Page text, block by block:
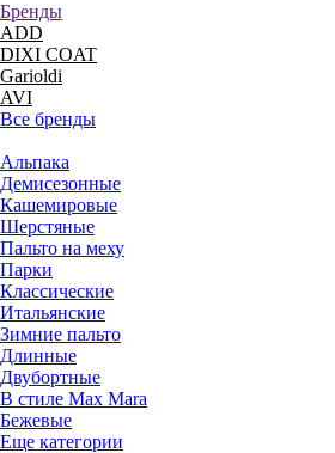
Бренды
ADD
DIXI COAT
Garioldi
AVI
Все бренды
Альпака
Демисезонные
Кашемировые
Шерстяные
Пальто на меху
Парки
Классические
Итальянские
Зимние пальто
Длинные
Двубортные
В стиле Max Mara
Бежевые
Еще категории